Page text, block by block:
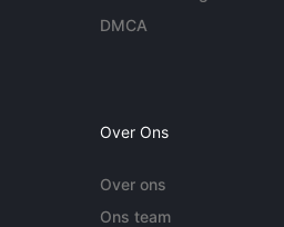
DMCA
Over Ons
Over ons
Ons team